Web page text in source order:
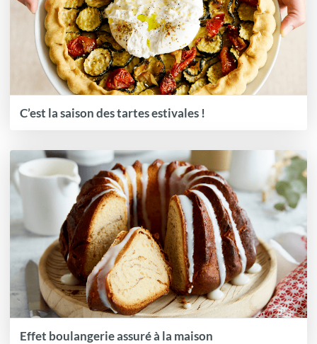
C’est la saison des tartes estivales !
Effet boulangerie assuré à la maison